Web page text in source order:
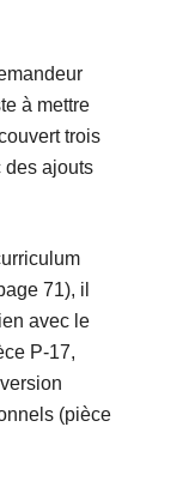
à mettre
trois
des ajouts
71), il
avec le
P-17,
(pièce